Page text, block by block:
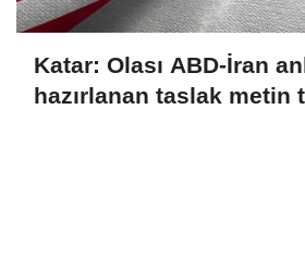
Katar: Olası ABD-İran
hazırlanan taslak metin